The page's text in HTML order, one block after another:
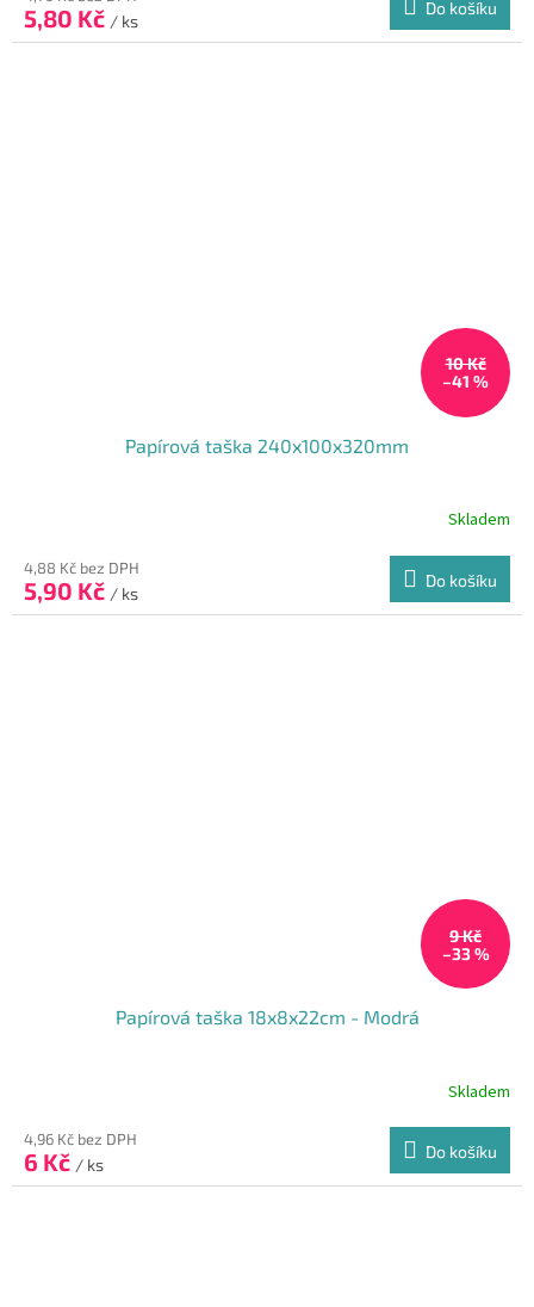
je
5,0
5,80 Kč / ks
Do košíku
10 Kč
–41 %
Papírová taška 240x100x320mm
produktu
je
5,0
Skladem
4,88 Kč bez DPH
5,90 Kč / ks
Do košíku
9 Kč
–33 %
Papírová taška 18x8x22cm - Modrá
produktu
je
5,0
Skladem
4,96 Kč bez DPH
6 Kč / ks
Do košíku